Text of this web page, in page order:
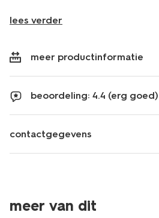
lees verder
meer productinformatie
beoordeling: 4.4 (erg goed)
contactgegevens
meer van dit
2 paar